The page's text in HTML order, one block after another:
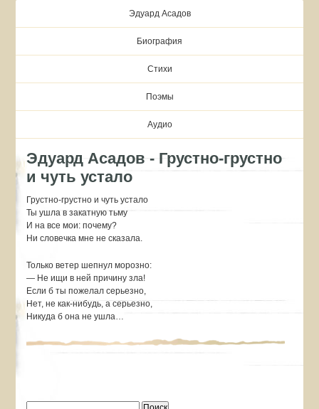
Эдуард Асадов
Биография
Стихи
Поэмы
Аудио
Эдуард Асадов - Грустно-грустно
и чуть устало
Грустно-грустно и чуть устало
Ты ушла в закатную тьму
И на все мои: почему?
Ни словечка мне не сказала.
Только ветер шепнул морозно:
— Не ищи в ней причину зла!
Если б ты пожелал серьезно,
Нет, не как-нибудь, а серьезно,
Никуда б она не ушла…